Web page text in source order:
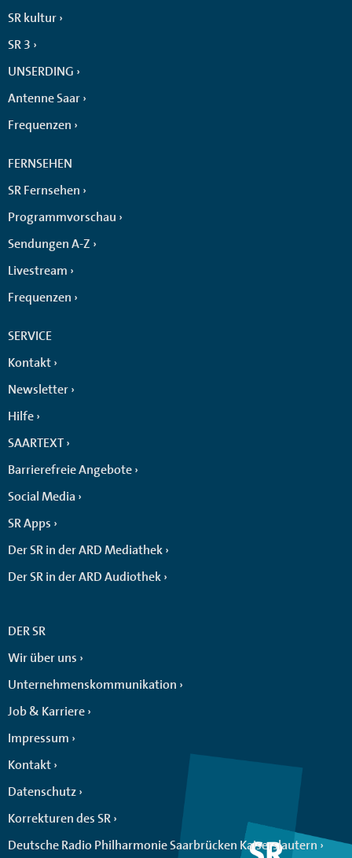
SR kultur
SR 3
UNSERDING
Antenne Saar
Frequenzen
FERNSEHEN
SR Fernsehen
Programmvorschau
Sendungen A-Z
Livestream
Frequenzen
SERVICE
Kontakt
Newsletter
Hilfe
SAARTEXT
Barrierefreie Angebote
Social Media
SR Apps
Der SR in der ARD Mediathek
Der SR in der ARD Audiothek
DER SR
Wir über uns
Unternehmenskommunikation
Job & Karriere
Impressum
Kontakt
Datenschutz
Korrekturen des SR
Deutsche Radio Philharmonie Saarbrücken Kaiserslautern